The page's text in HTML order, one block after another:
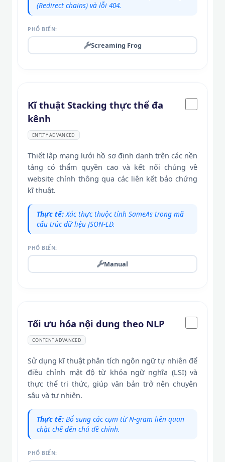
(Redirect chains) và lỗi 404.
PHỔ BIẾN:
Screaming Frog
Kĩ thuật Stacking thực thể đa
kênh
ENTITY ADVANCED
Thiết lập mạng lưới hồ sơ định danh trên các nền
tảng có thẩm quyền cao và kết nối chúng về
website chính thông qua các liên kết bảo chứng
kĩ thuật.
Thực tế:Xác thực thuộc tính SameAs trong mã
cấu trúc dữ liệu JSON-LD.
PHỔ BIẾN:
Manual
Tối ưu hóa nội dung theo NLP
CONTENT ADVANCED
Sử dụng kĩ thuật phân tích ngôn ngữ tự nhiên để
điều chỉnh mật độ từ khóa ngữ nghĩa (LSI) và
thực thể tri thức, giúp văn bản trở nên chuyên
sâu và tự nhiên.
Thực tế: Bổ sung các cụm từ N-gram liên quan
chặt chẽ đến chủ đề chính.
PHỔ BIẾN: